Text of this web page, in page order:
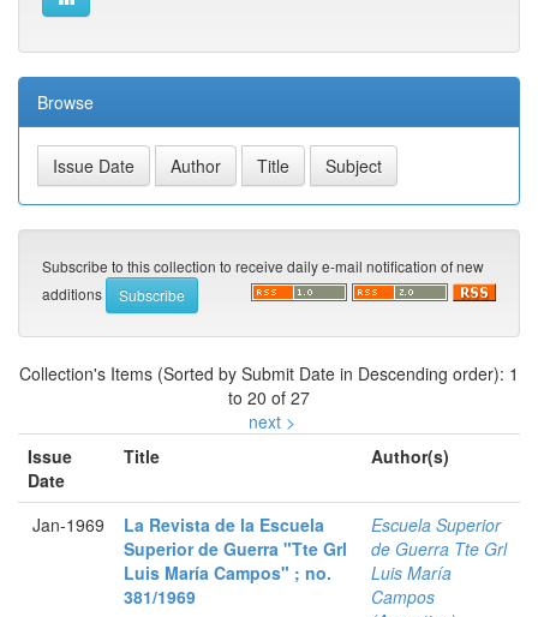
Browse
Subscribe to this collection to receive daily e-mail notification of new
additions
Collection's Items (Sorted by Submit Date in Descending order): 1
to 20 of 27
next >
Issue
Date
Title Author(s)
Jan-1969
La Revista de la Escuela
Superior de Guerra "Tte Grl
Luis María Campos" ; no.
381/1969
Escuela Superior
de Guerra Tte Grl
Luis María
Campos